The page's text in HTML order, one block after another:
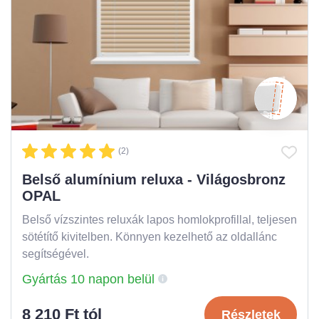
(2)
Belső alumínium reluxa - Világosbronz
OPAL
Belső vízszintes reluxák lapos homlokprofillal, teljesen
sötétítő kivitelben. Könnyen kezelhető az oldallánc
segítségével.
Gyártás 10 napon belül
8 210 Ft tól Részletek